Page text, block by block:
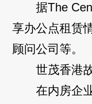
据The
享办公点租赁
顾问公司等。
世茂香港
在内房企